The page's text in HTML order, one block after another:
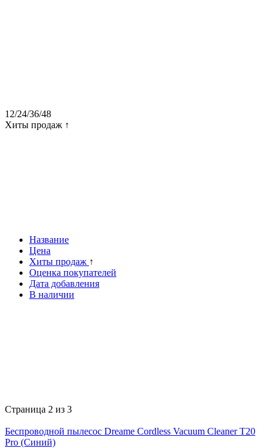
12/24/36/48
Хиты продаж ↑
Название
Цена
Хиты продаж ↑
Оценка покупателей
Дата добавления
В наличии
Страница 2 из 3
Беспроводной пылесос Dreame Cordless Vacuum Cleaner Т20
Pro (Синий)